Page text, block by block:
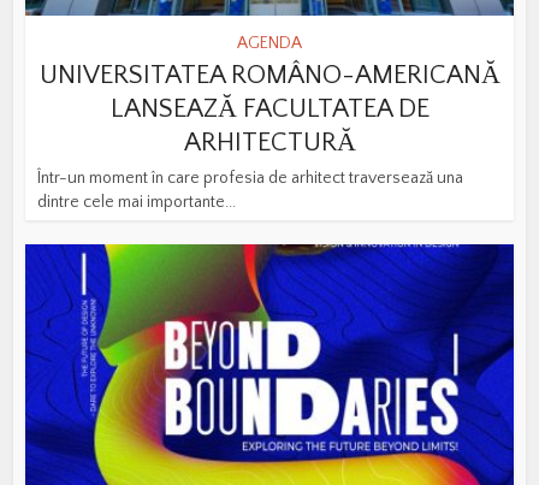
AGENDA
UNIVERSITATEA ROMÂNO-AMERICANĂ
LANSEAZĂ FACULTATEA DE
ARHITECTURĂ
Într-un moment în care profesia de arhitect traversează una
dintre cele mai importante...